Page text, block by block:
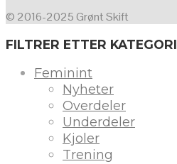
© 2016-2025 Grønt Skift
FILTRER ETTER KATEGORI
Feminint
Nyheter
Overdeler
Underdeler
Kjoler
Trening